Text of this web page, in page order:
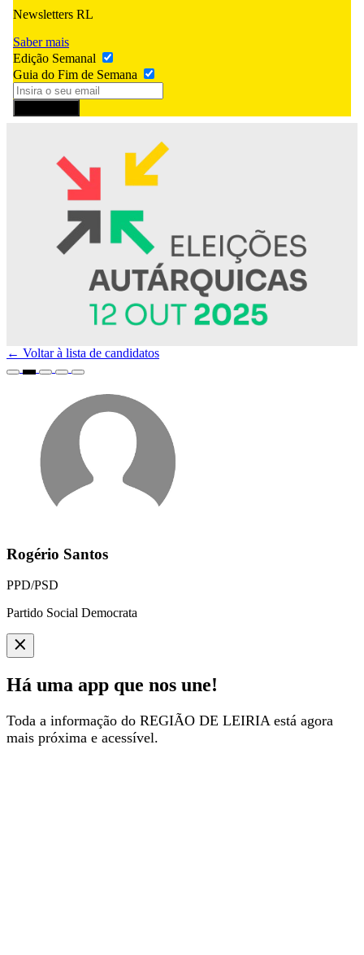
Newsletters RL
Saber mais
Edição Semanal
Guia do Fim de Semana
← Voltar à lista de candidatos
Rogério Santos
PPD/PSD
Partido Social Democrata
Há uma app que nos une!
Toda a informação do REGIÃO DE LEIRIA está agora
mais próxima e acessível.